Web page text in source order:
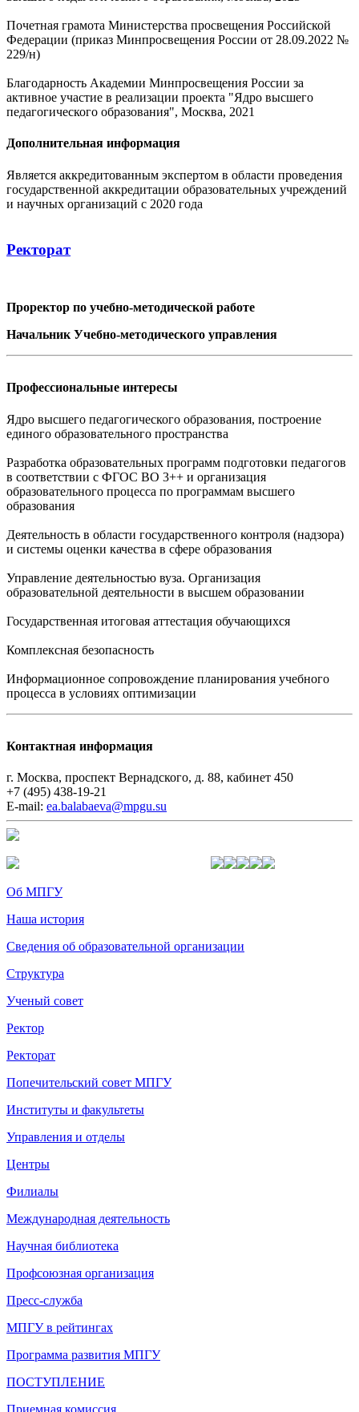
Почетная грамота Министерства просвещения Российской
Федерации (приказ Минпросвещения России от 28.09.2022 №
229/н)
Благодарность Академии Минпросвещения России за
активное участие в реализации проекта "Ядро высшего
педагогического образования", Москва, 2021
Дополнительная информация
Является аккредитованным экспертом в области проведения
государственной аккредитации образовательных учреждений
и научных организаций с 2020 года
Ректорат
Проректор по учебно-методической работе
Начальник Учебно-методического управления
Профессиональные интересы
Ядро высшего педагогического образования, построение
единого образовательного пространства
Разработка образовательных программ подготовки педагогов
в соответствии с ФГОС ВО 3++ и организация
образовательного процесса по программам высшего
образования
Деятельность в области государственного контроля (надзора)
и системы оценки качества в сфере образования
Управление деятельностью вуза. Организация
образовательной деятельности в высшем образовании
Государственная итоговая аттестация обучающихся
Комплексная безопасность
Информационное сопровождение планирования учебного
процесса в условиях оптимизации
Контактная информация
г. Москва, проспект Вернадского, д. 88, кабинет 450
+7 (495) 438-19-21
E-mail: ea.balabaeva@mpgu.su
Об МПГУ
Наша история
Сведения об образовательной организации
Структура
Ученый совет
Ректор
Ректорат
Попечительский совет МПГУ
Институты и факультеты
Управления и отделы
Центры
Филиалы
Международная деятельность
Научная библиотека
Профсоюзная организация
Пресс-служба
МПГУ в рейтингах
Программа развития МПГУ
ПОСТУПЛЕНИЕ
Приемная комиссия